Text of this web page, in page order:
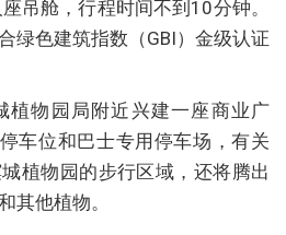
吊舱，行程时间不到10分钟。
绿色建筑指数（GBI）金级认证
植物园局附近兴建一座商业广
车位和巴士专用停车场，有关
植物园的步行区域，还将腾出
其他植物。